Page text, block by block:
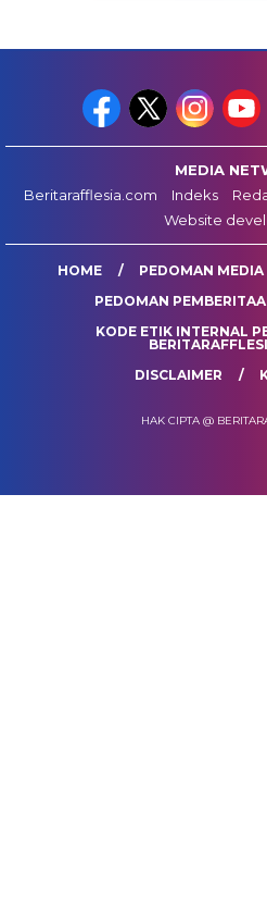
MEDIA
Beritarafflesia.com
Indeks
Website
HOME PEDOMAN MEDIA
PEDOMAN
KODE ETIK INTERNAL
DISCLAIMER
HAK CIPTA @